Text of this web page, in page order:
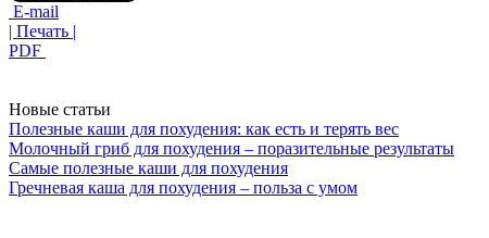
E-mail
| Печать |
PDF
Новые статьи
Полезные каши для похудения: как есть и терять вес
Молочный гриб для похудения – поразительные результаты
Самые полезные каши для похудения
Гречневая каша для похудения – польза с умом